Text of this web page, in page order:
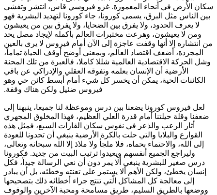
سكان الأرض في أنحاء المعمورة. غزو فيروسي قاس، انتشر وتفشى
بين الناس مثل البرق، يسمى كورونا، جاء كورونا لتهديد البشرية فهو
لا يعرف الحدود، ولا يفرق بين الضحايا، ولا يفرق بين من يعيشون
ومن لا يعيشون، وهرعت مختبرات العالم بأكمله لإيجاد مصل يحد
من انتشاره إلا أنها وقفت عاجزة إلى الآن أمام فيروس لا يرى بالعين
المجردة، أضعف اقتصاد العالم، وبمعنى أوضح أوقف الحياة تماماً،
وشل الحركة الاقتصادية العالمية شللا كاملا، فالعبرة من تلك المحنة
الأرضية أن الإنسان بعلمه وتفوقه العقلي والإدراكي عن باقي
الكائنات الحية، يمكن أن يخسر كل شيء أمام أبسط كائن حي وهو
فيروس ضئيل ولكن هناك وقفة.
لعل فيروس كورونا يضعنا بين درس وموعظة لنا جميعا، ينبهنا إلى
ضعفنا وقلة حيلتنا أمام قدرة العلي العظيم، فهذا المخلوق المجهري
أثار الرعب والذعر في نفوس سكان القارات السبع، فمثل هذه
القوارع والبلايا والتي حلت بالكرة الأرضية ينبغي أن تحدونا للعودة
إلى الله، والاحتماء بحماه، فلا ملجأ ولا ملاذ إلا الله سبحانه وتعالى،
وليراجع الجميع أنفسهم ويعيدوا ترتيب البيت من جديد. فكورونا
درس صغير للبشرية ينبغي ألا يمر دون أن نعي الرسالة جيداً، فكل
إنسان يخطئ، ولكن الأهم ألا يستمر على تعنته وخطئه، بل أن يبادر
إلى معالجة كل المشاكل الّتي تنتج جراء أخطائه ذلك بتصحيحها
ووضعها بالطريق السليم، طريق مسامحة ومحبة الآخرين والوقوف